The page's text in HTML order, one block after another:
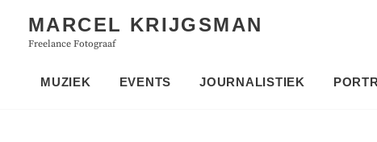
content
MARCEL KRIJGSMAN
Freelance Fotograaf
MUZIEK EVENTS JOURNALISTIEK